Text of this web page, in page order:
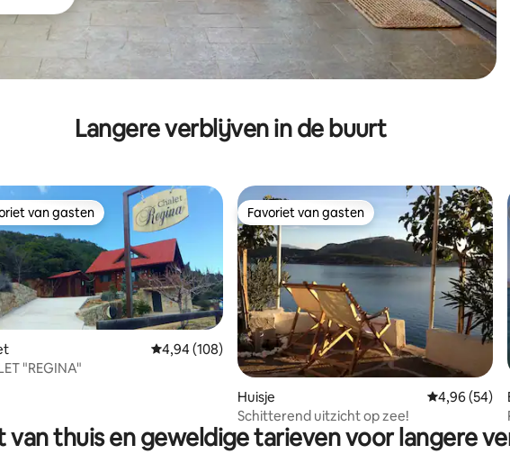
Langere verblijven in de buurt
van 4,7 op 5, 20 recensies
van gasten
van gasten
Gemiddelde beoordeling van 4,94 op 5, 108 recensies
4,94 (108)
CHALET "REGINA"
Favoriet van gasten
Favoriet van gasten
Huisje Gemiddelde
4,96 (54)
Schitterend uitzicht op zee!
thuis en geweldige tarieven voor langere